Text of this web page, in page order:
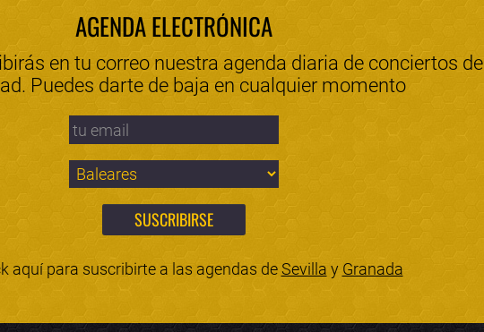
AGENDA ELECTRÓNICA
en tu correo nuestra agenda diaria de conciertos de
Puedes darte de baja en cualquier momento
aquí para suscribirte a las agendas deSevilla y Granada